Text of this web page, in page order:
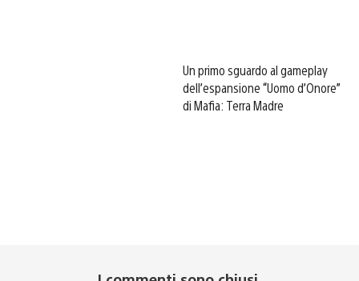
Un primo sguardo al gameplay
dell’espansione “Uomo d’Onore”
di Mafia: Terra Madre